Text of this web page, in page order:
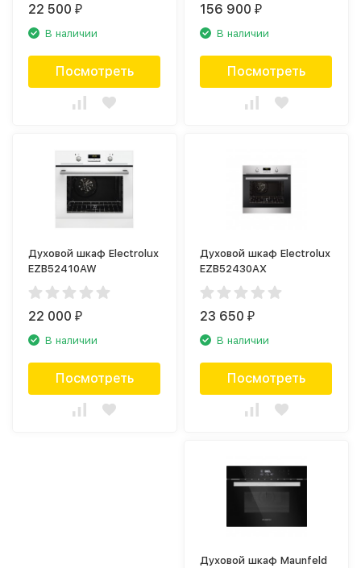
22 500₽
В наличии
Посмотреть
156 900₽
В наличии
Посмотреть
Духовой шкаф Electrolux
EZB52410AW
22 000₽
В наличии
Посмотреть
Духовой шкаф Electrolux
EZB52430AX
23 650₽
В наличии
Посмотреть
Духовой шкаф Maunfeld